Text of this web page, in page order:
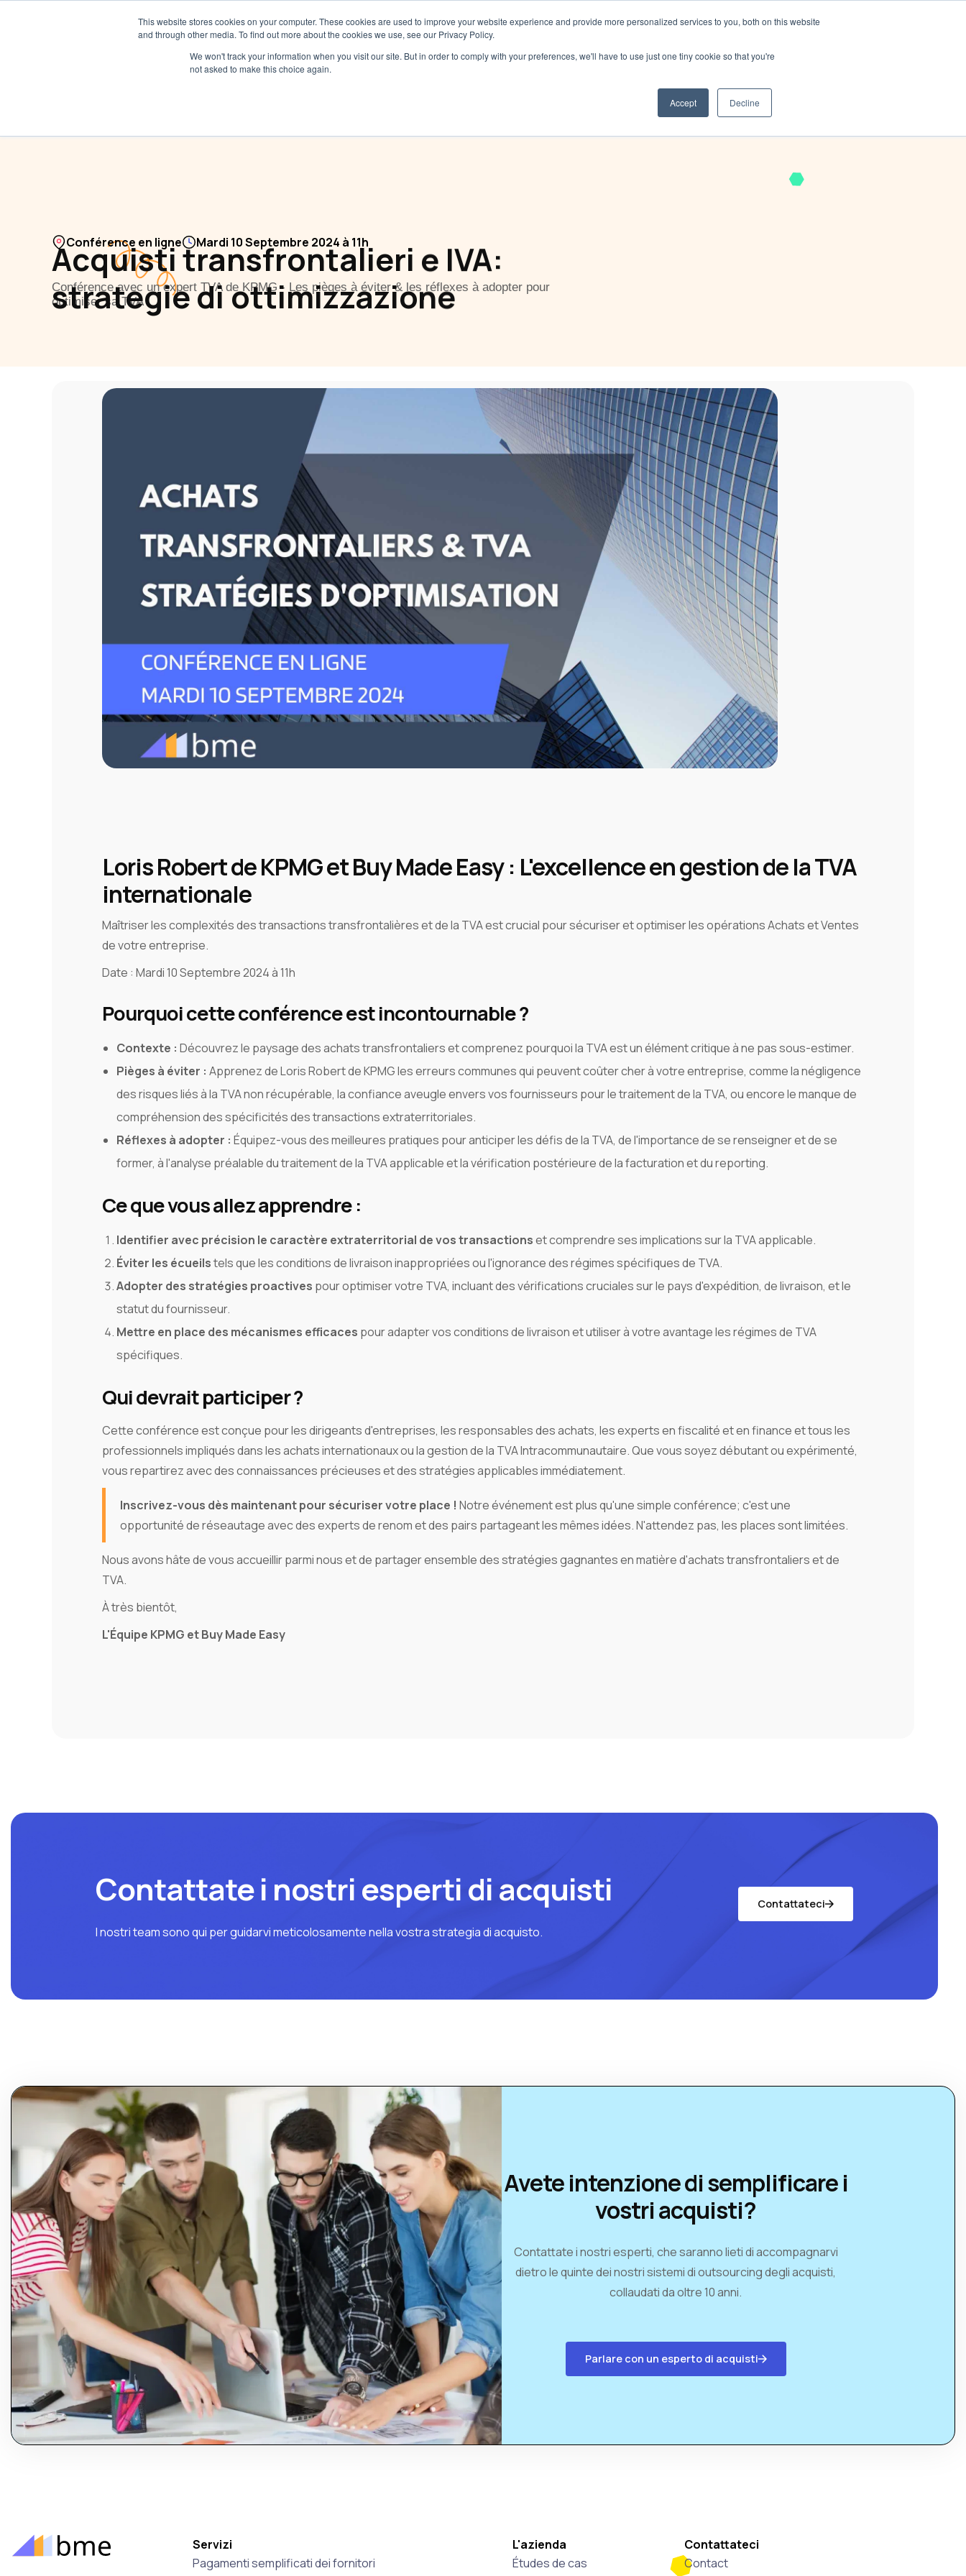
This website stores cookies on your computer. These cookies are used to improve your website experience and provide more personalized services to you, both on this website
and through other media. To find out more about the cookies we use, see our Privacy Policy.
We won't track your information when you visit our site. But in order to comply with your preferences, we'll have to use just one tiny cookie so that you're
not asked to make this choice again.
Accept Decline
Servizi Tariffe Risorse Chi siamo Blog 🌍 Lingue
Acquisti transfrontalieri e IVA:
strategie di ottimizzazione
Conférence en ligne Mardi 10 Septembre 2024 à 11h
Conférence avec un expert TVA de KPMG - Les pièges à éviter & les réflexes à adopter pour
optimiser sa TVA
Loris Robert de KPMG et Buy Made Easy : L'excellence en gestion de la TVA
internationale
Maîtriser les complexités des transactions transfrontalières et de la TVA est crucial pour sécuriser et optimiser les opérations Achats et Ventes
de votre entreprise.
Date : Mardi 10 Septembre 2024 à 11h
Pourquoi cette conférence est incontournable ?
Contexte : Découvrez le paysage des achats transfrontaliers et comprenez pourquoi la TVA est un élément critique à ne pas sous-estimer.
Pièges à éviter : Apprenez de Loris Robert de KPMG les erreurs communes qui peuvent coûter cher à votre entreprise, comme la négligence
des risques liés à la TVA non récupérable, la confiance aveugle envers vos fournisseurs pour le traitement de la TVA, ou encore le manque de
compréhension des spécificités des transactions extraterritoriales.
Réflexes à adopter : Équipez-vous des meilleures pratiques pour anticiper les défis de la TVA, de l'importance de se renseigner et de se
former, à l'analyse préalable du traitement de la TVA applicable et la vérification postérieure de la facturation et du reporting.
Ce que vous allez apprendre :
Identifier avec précision le caractère extraterritorial de vos transactionset comprendre ses implications sur la TVA applicable.
Éviter les écueilstels que les conditions de livraison inappropriées ou l'ignorance des régimes spécifiques de TVA.
Adopter des stratégies proactives pour optimiser votre TVA, incluant des vérifications cruciales sur le pays d'expédition, de livraison, et le
statut du fournisseur.
Mettre en place des mécanismes efficaces pour adapter vos conditions de livraison et utiliser à votre avantage les régimes de TVA
spécifiques.
Qui devrait participer ?
Cette conférence est conçue pour les dirigeants d'entreprises, les responsables des achats, les experts en fiscalité et en finance et tous les
professionnels impliqués dans les achats internationaux ou la gestion de la TVA Intracommunautaire. Que vous soyez débutant ou expérimenté,
vous repartirez avec des connaissances précieuses et des stratégies applicables immédiatement.
Inscrivez-vous dès maintenant pour sécuriser votre place ! Notre événement est plus qu'une simple conférence; c'est une
opportunité de réseautage avec des experts de renom et des pairs partageant les mêmes idées. N'attendez pas, les places sont limitées.
Nous avons hâte de vous accueillir parmi nous et de partager ensemble des stratégies gagnantes en matière d'achats transfrontaliers et de
TVA.
À très bientôt,
L'Équipe KPMG et Buy Made Easy
Contattate i nostri esperti di acquisti
I nostri team sono qui per guidarvi meticolosamente nella vostra strategia di acquisto.
Contattateci
Avete intenzione di semplificare i
vostri acquisti?
Contattate i nostri esperti, che saranno lieti di accompagnarvi
dietro le quinte dei nostri sistemi di outsourcing degli acquisti,
collaudati da oltre 10 anni.
Parlare con un esperto di acquisti
Servizi
Pagamenti semplificati dei fornitori
L'azienda
Études de cas
Contattateci
Contact